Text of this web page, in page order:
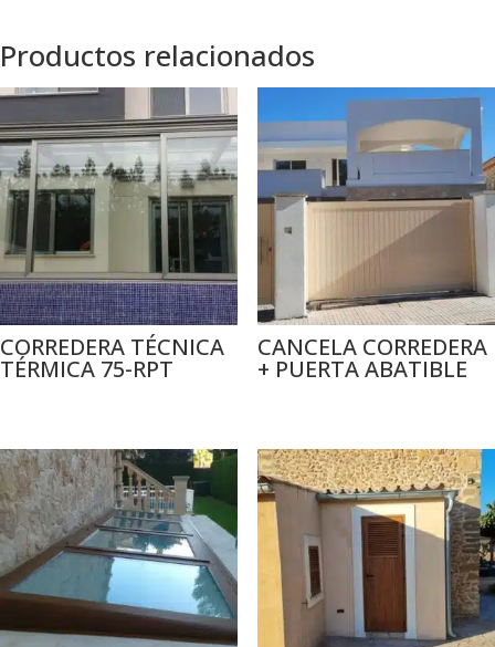
Productos relacionados
CORREDERA TÉCNICA
TÉRMICA 75-RPT
CANCELA CORREDERA
+ PUERTA ABATIBLE